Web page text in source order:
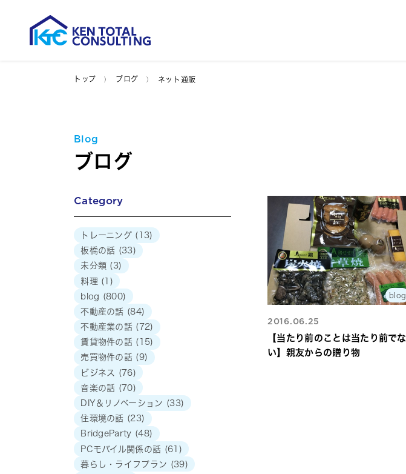
トップ ブログ ネット通販
Blog
ブログ
blog
2016.06.25
【当たり前のことは当たり前でな
い】親友からの贈り物
Category
トレーニング (13)
板橋の話 (33)
未分類 (3)
料理 (1)
blog (800)
不動産の話 (84)
不動産業の話 (72)
賃貸物件の話 (15)
売買物件の話 (9)
ビジネス
(76)
音楽の話 (70)
DIY＆リノベーション (33)
住環境の話 (23)
BridgeParty (48)
PCモバイル関係の話 (61)
暮らし・ライフプラン (39)